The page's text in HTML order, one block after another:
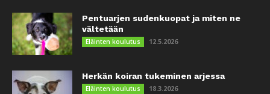
Pentuarjen sudenkuopat ja miten ne
vältetään
Eläinten koulutus 12.5.2026
Herkän koiran tukeminen arjessa
Eläinten koulutus 18.3.2026